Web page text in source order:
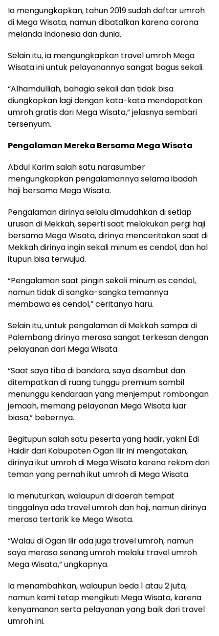
Ia mengungkapkan, tahun 2019 sudah daftar umroh
di Mega Wisata, namun dibatalkan karena corona
melanda Indonesia dan dunia.
Selain itu, ia mengungkapkan travel umroh Mega
Wisata ini untuk pelayanannya sangat bagus sekali.
“Alhamdulliah, bahagia sekali dan tidak bisa
diungkapkan lagi dengan kata-kata mendapatkan
umroh gratis dari Mega Wisata,” jelasnya sembari
tersenyum.
Pengalaman Mereka Bersama Mega Wisata
Abdul Karim salah satu narasumber
mengungkapkan pengalamannya selama ibadah
haji bersama Mega Wisata.
Pengalaman dirinya selalu dimudahkan di setiap
urusan di Mekkah, seperti saat melakukan pergi haji
bersama Mega Wisata, dirinya menceritakan saat di
Mekkah dirinya ingin sekali minum es cendol, dan hal
itupun bisa terwujud.
“Pengalaman saat pingin sekali minum es cendol,
namun tidak di sangka-sangka temannya
membawa es cendol,” ceritanya haru.
Selain itu, untuk pengalaman di Mekkah sampai di
Palembang dirinya merasa sangat terkesan dengan
pelayanan dari Mega Wisata.
“Saat saya tiba di bandara, saya disambut dan
ditempatkan di ruang tunggu premium sambil
menunggu kendaraan yang menjemput rombongan
jemaah, memang pelayanan Mega Wisata luar
biasa,” bebernya.
Begitupun salah satu peserta yang hadir, yakni Edi
Haidir dari Kabupaten Ogan Ilir ini mengatakan,
dirinya ikut umroh di Mega Wisata karena rekom dari
teman yang pernah ikut umroh di Mega Wisata.
Ia menuturkan, walaupun di daerah tempat
tinggalnya ada travel umroh dan haji, namun dirinya
merasa tertarik ke Mega Wisata.
“Walau di Ogan Ilir ada juga travel umroh, namun
saya merasa senang umroh melalui travel umroh
Mega Wisata,” ungkapnya.
Ia menambahkan, walaupun beda 1 atau 2 juta,
namun kami tetap mengikuti Mega Wisata, karena
kenyamanan serta pelayanan yang baik dari travel
umroh ini.